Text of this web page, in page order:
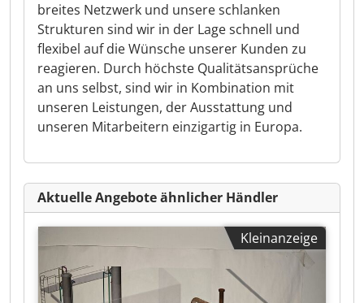
breites Netzwerk und unsere schlanken
Strukturen sind wir in der Lage schnell und
flexibel auf die Wünsche unserer Kunden zu
reagieren. Durch höchste Qualitätsansprüche
an uns selbst, sind wir in Kombination mit
unseren Leistungen, der Ausstattung und
unseren Mitarbeitern einzigartig in Europa.
Aktuelle Angebote ähnlicher Händler
Kleinanzeige